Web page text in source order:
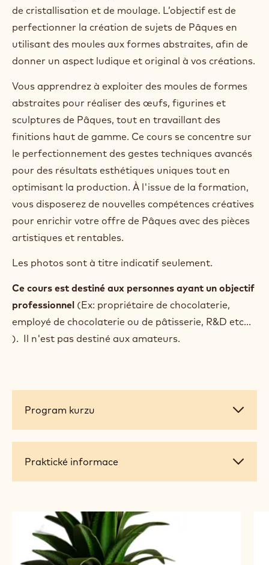
de cristallisation et de moulage. L’objectif est de
perfectionner la création de sujets de Pâques en
utilisant des moules aux formes abstraites, afin de
donner un aspect ludique et original à vos créations.
Vous apprendrez à exploiter des moules de formes
abstraites pour réaliser des œufs, figurines et
sculptures de Pâques, tout en travaillant des
finitions haut de gamme. Ce cours se concentre sur
le perfectionnement des gestes techniques avancés
pour des résultats esthétiques uniques tout en
optimisant la production. À l'issue de la formation,
vous disposerez de nouvelles compétences créatives
pour enrichir votre offre de Pâques avec des pièces
artistiques et rentables.
Les photos sont à titre indicatif seulement.
Ce cours est destiné aux personnes ayant un objectif
professionnel (Ex: propriétaire de chocolaterie,
employé de chocolaterie ou de pâtisserie, R&D etc...
). Il n'est pas destiné aux amateurs.
Program
Program kurzu
Praktické
Praktické informace